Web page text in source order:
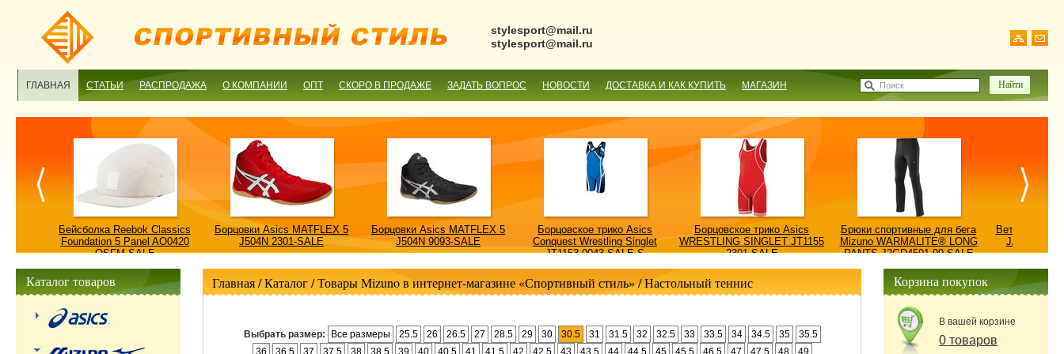
stylesport@mail.ru
stylesport@mail.ru
ГЛАВНАЯ СТАТЬИ РАСПРОДАЖА О КОМПАНИИ ОПТ СКОРО В ПРОДАЖЕ ЗАДАТЬ ВОПРОС НОВОСТИ ДОСТАВКА И КАК КУПИТЬ МАГАЗИН Поиск
Бейсболка Reebok Classics
Foundation 5 Panel AO0420
OSFM-SALE
Борцовки Asics MATFLEX 5
J504N 2301-SALE
Борцовки Asics MATFLEX 5
J504N 9093-SALE
Борцовское трико Asics
Conquest Wrestling Singlet
JT1153 0043-SALE-S
Борцовское трико Asics
WRESTLING SINGLET JT1155
2301-SALE
Брюки спортивные для бега
Mizuno WARMALITE® LONG
PANTS J2GD4501-09-SALE
Ветровка
JACKET/
Главная/ Каталог /Товары Mizuno в интернет-магазине «Спортивный стиль»/Настольный теннис
Выбрать размер: Все размеры 25.5 26 26.5 27 28.5 29 30 30.5 31 31.5 32 32.5 33 33.5 34 34.5 35
35.5
36
36.5 37 37.5 38 38.5 39 40 40.5 41 41.5 42 42.5 43 43.5 44 44.5 45 45.5 46.5 47 47.5 48
49
Каталог товаров Корзина покупок
В вашей корзине
0 товаров